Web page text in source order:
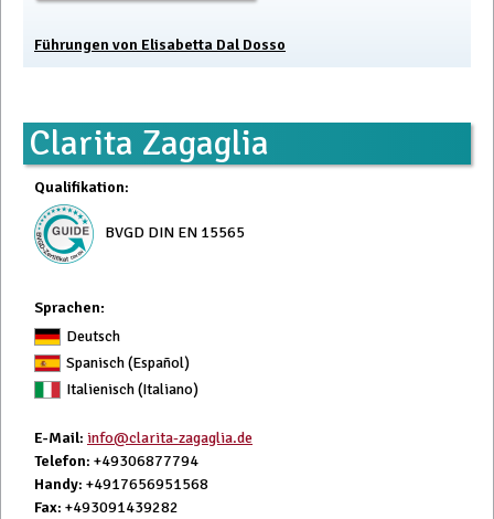
Führungen von Elisabetta Dal Dosso
Clarita Zagaglia
Qualifikation:
BVGD DIN EN 15565
Sprachen:
Deutsch
Spanisch (Español)
Italienisch (Italiano)
E-Mail: info@clarita-zagaglia.de
Telefon: +49306877794
Handy: +4917656951568
Fax: +493091439282